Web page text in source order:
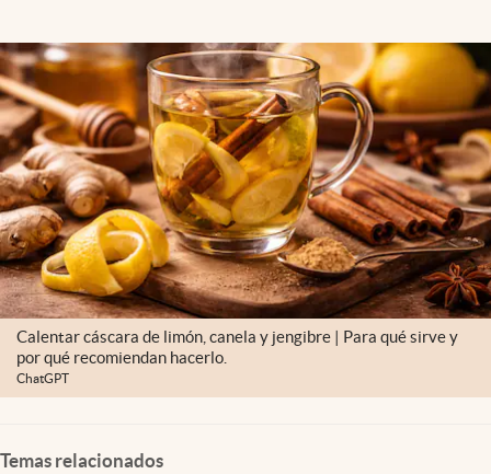
Calentar cáscara de limón, canela y jengibre | Para qué sirve y
por qué recomiendan hacerlo.
ChatGPT
Temas relacionados